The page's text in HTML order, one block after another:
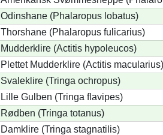
Odinshane (Phalaropus lobatus)
Thorshane (Phalaropus fulicarius)
Mudderklire (Actitis hypoleucos)
Plettet Mudderklire (Actitis macularius)
Svaleklire (Tringa ochropus)
Lille Gulben (Tringa flavipes)
Rødben (Tringa totanus)
Damklire (Tringa stagnatilis)